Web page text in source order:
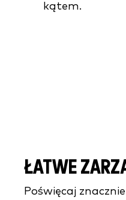
kątem.
ŁATWE
Poświęcaj